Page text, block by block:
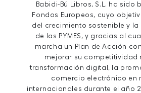
Babidi-Bú Libros, S.L. ha sido
Fondos Europeos, cuyo
del crecimiento sostenible y
de las PYMES, y gracias al
marcha un Plan de Acción
mejorar su competitividad
transformación digital, la
comercio electrónico en
internacionales durante el año